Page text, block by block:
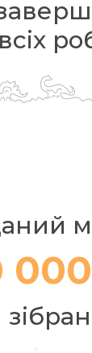
всіх